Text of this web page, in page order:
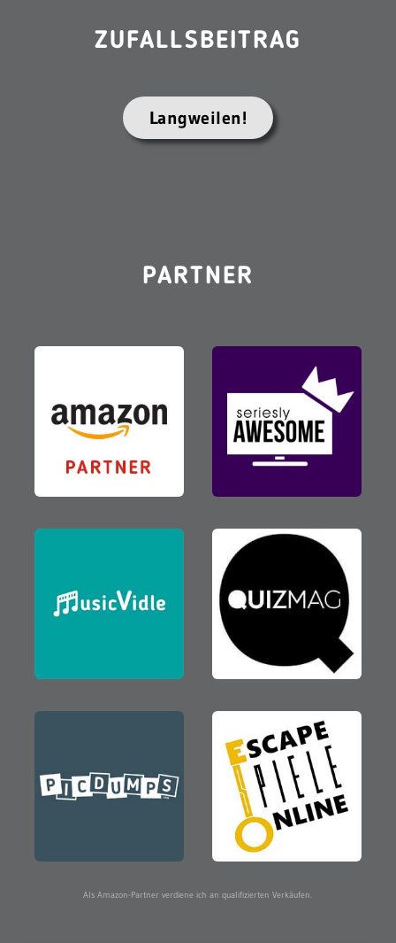
ZUFALLSBEITRAG
Langweilen!
PARTNER
Als Amazon-Partner verdiene ich an qualifizierten Verkäufen.